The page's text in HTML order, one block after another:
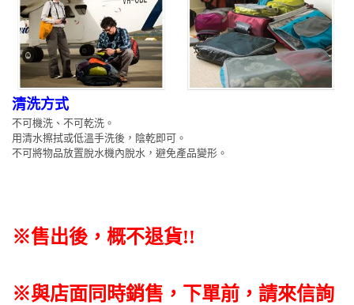
清洗方式
不可機洗、不可乾洗。
用清水擦拭或低溫手洗後，陰乾即可。
不可將物品放置脫水機內脫水，避免產品變形。
※售出後，概不退貨!!
※與店面同時銷售 ， 下單前 ， 請來信詢